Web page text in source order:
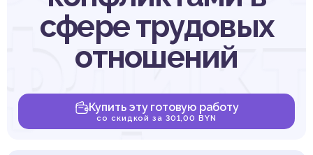
сфере трудовых
отношений
Купить эту готовую работу
со скидкой за 301,00 BYN